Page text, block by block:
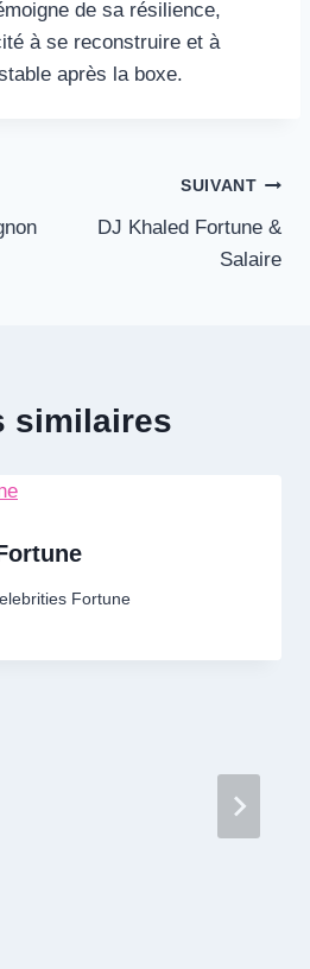
de sa résilience,
à se reconstruire et à
après la boxe.
SUIVANT
DJ Khaled Fortune &
Salaire
similaires
Fortune